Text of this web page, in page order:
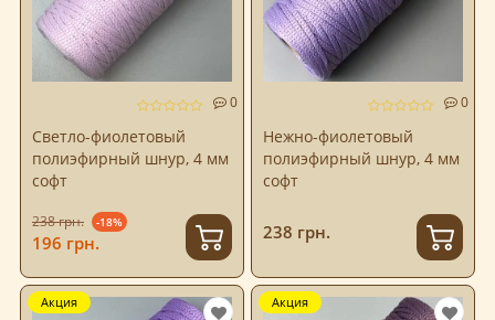
0
Светло-фиолетовый
полиэфирный шнур, 4 мм
софт
238 грн. -18%
196 грн.
0
Нежно-фиолетовый
полиэфирный шнур, 4 мм
софт
238 грн.
Акция Акция